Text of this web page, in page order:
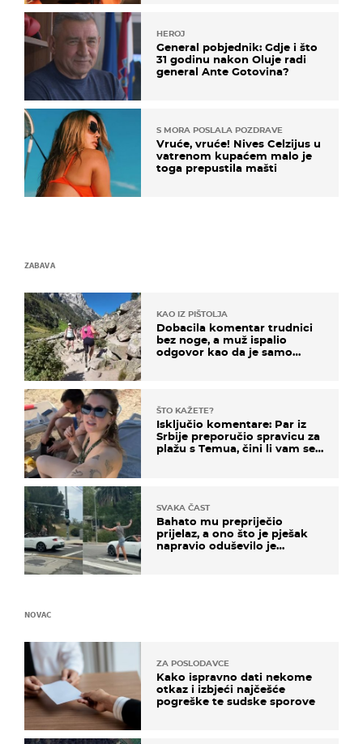
HEROJ
General pobjednik: Gdje i što
31 godinu nakon Oluje radi
general Ante Gotovina?
S MORA POSLALA POZDRAVE
Vruće, vruće! Nives Celzijus u
vatrenom kupaćem malo je
toga prepustila mašti
ZABAVA
KAO IZ PIŠTOLJA
Dobacila komentar trudnici
bez noge, a muž ispalio
odgovor kao da je samo
ŠTO KAŽETE?
Isključio komentare: Par iz
Srbije preporučio spravicu za
plažu s Temua, čini li vam se
SVAKA ČAST
Bahato mu prepriječio
prijelaz, a ono što je pješak
napravio oduševilo je
NOVAC
ZA POSLODAVCE
Kako ispravno dati nekome
otkaz i izbjeći najčešće
pogreške te sudske sporove